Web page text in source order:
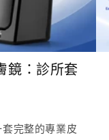
鏡：診所套
完整的專業皮